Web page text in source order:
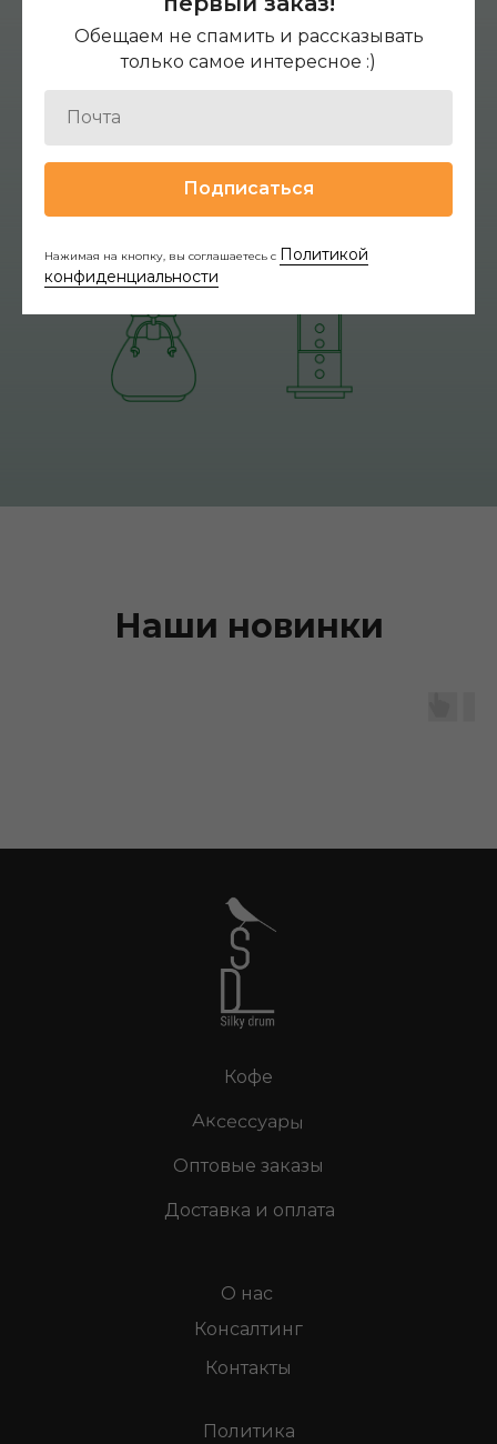
Обещаем не спамить и рассказывать
только самое интересное :)
Подписаться
Нажимая на кнопку, вы соглашаетесь с Политикой
конфиденциальности
Наши новинки
Кофе
Оптовые заказы
Консалтинг
О нас
Контакты
Доставка и оплата
Аксессуары
Политика